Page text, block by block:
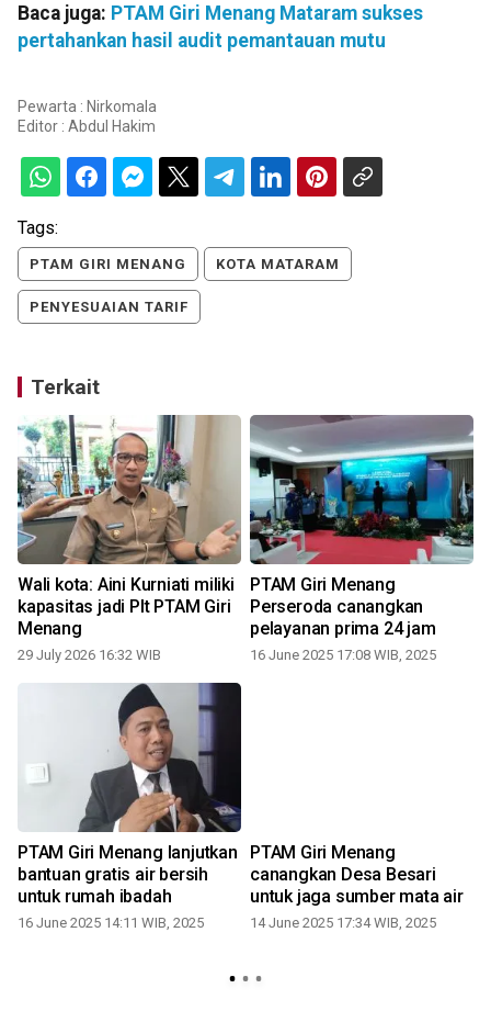
Baca juga: PTAM Giri Menang Mataram sukses
pertahankan hasil audit pemantauan mutu
Pewarta : Nirkomala
Editor : Abdul Hakim
Tags:
PTAM GIRI MENANG KOTA MATARAM
PENYESUAIAN TARIF
Terkait
Wali kota: Aini Kurniati miliki
kapasitas jadi Plt PTAM Giri
Menang
29 July 2026 16:32 WIB
PTAM Giri Menang
Perseroda canangkan
pelayanan prima 24 jam
16 June 2025 17:08 WIB, 2025
PTAM Giri Menang lanjutkan
bantuan gratis air bersih
untuk rumah ibadah
16 June 2025 14:11 WIB, 2025
PTAM Giri Menang
canangkan Desa Besari
untuk jaga sumber mata air
14 June 2025 17:34 WIB, 2025